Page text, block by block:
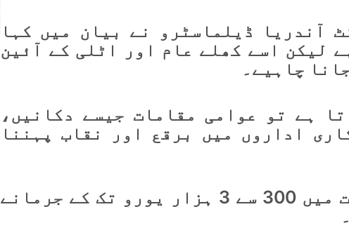
آندریا ڈیلماسٹرو نے بیان میں کہا
لیکن اسے کھلے عام اور اٹلی کے آئین
چاہیے۔
ہے تو عوامی مقامات جیسے دکانیں،
اداروں میں برقع اور نقاب پہننا
جس کی خلاف ورزی کی صورت میں 300 سے 3 ہزار یورو تک کے جرمانے